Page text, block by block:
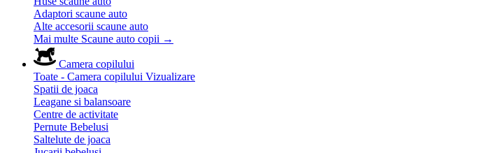
Adaptori scaune auto
Alte accesorii scaune auto
Mai multe Scaune auto copii →
Camera copilului
Toate - Camera copilului Vizualizare
Spatii de joaca
Leagane si balansoare
Centre de activitate
Pernute Bebelusi
Saltelute de joaca